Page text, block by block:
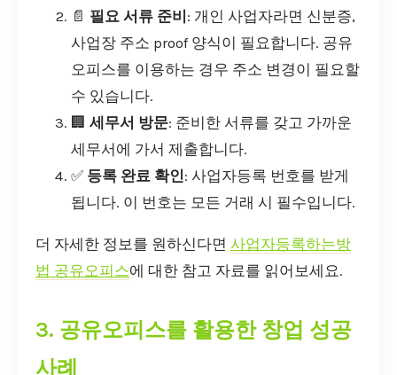
📄 필요 서류 준비 : 개인 사업자라면 신분증,
사업장 주소 proof 양식이 필요합니다. 공유
오피스를 이용하는 경우 주소 변경이 필요할
수 있습니다.
🏢 세무서 방문: 준비한 서류를 갖고 가까운
세무서에 가서 제출합니다.
✅ 등록 완료 확인: 사업자등록 번호를 받게
됩니다. 이 번호는 모든 거래 시 필수입니다.
더 자세한 정보를 원하신다면 사업자등록하는방
법 공유오피스에 대한 참고 자료를 읽어보세요.
3. 공유오피스를 활용한 창업 성공
사례